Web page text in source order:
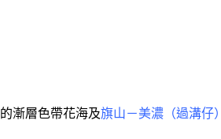
的漸層色帶花海及旗山－美濃（過溝仔）